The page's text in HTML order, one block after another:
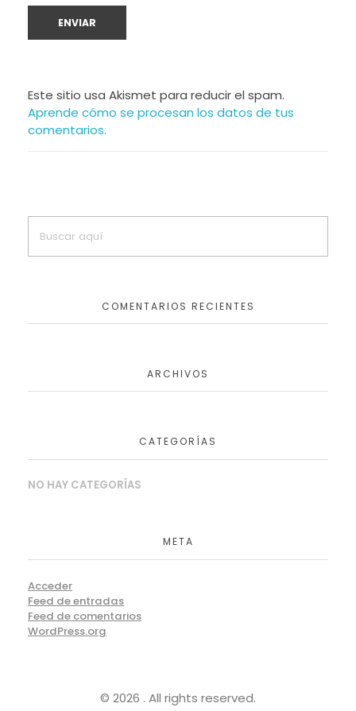
Este sitio usa Akismet para reducir el spam.
Aprende cómo se procesan los datos de tus
comentarios.
COMENTARIOS RECIENTES
ARCHIVOS
CATEGORÍAS
NO HAY CATEGORÍAS
META
Acceder
Feed de entradas
Feed de comentarios
WordPress.org
© 2026 . All rights reserved.